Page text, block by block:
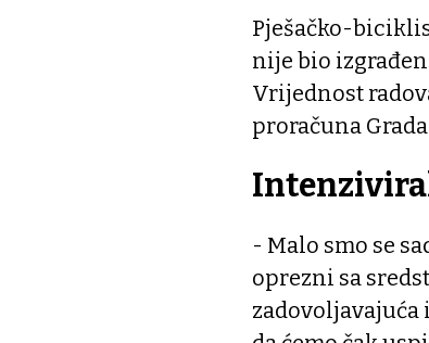
Pješačko-
nije bio
Vrijednost
proračuna
- Malo smo se
oprezni sa
zadovoljavajuća